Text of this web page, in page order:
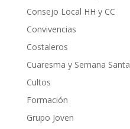
Consejo Local HH y CC
Convivencias
Costaleros
Cuaresma y Semana Santa
Cultos
Formación
Grupo Joven